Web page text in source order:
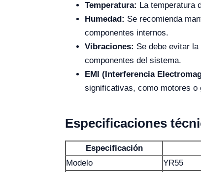
Temperatura: La temperatura
Humedad: Se recomienda
componentes internos.
Vibraciones: Se debe evitar
componentes del sistema.
EMI (Interferencia
significativas, como motores o
Especificaciones
Especificación
Modelo
YR55